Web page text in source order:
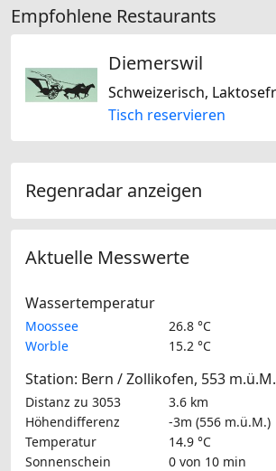
Empfohlene Restaurants
Diemerswil
Tisch reservieren
Regenradar anzeigen
Aktuelle Messwerte
Wassertemperatur
Moossee
26.8 °C
Worble
15.2 °C
Station: Bern / Zollikofen, 553 m.ü.M.
Distanz zu 3053
3.6 km
Höhendifferenz
-3m (556 m.ü.M.)
Temperatur
14.9 °C
Sonnenschein
0 von 10 min